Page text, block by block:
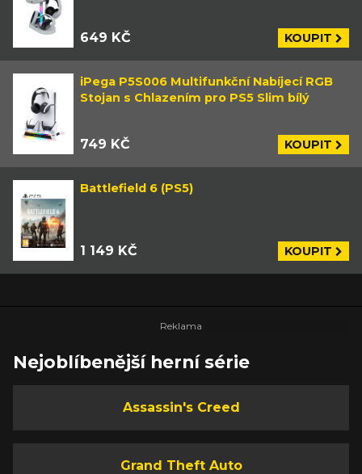
649 KČ KOUPIT
iPega P5S006 Multifunkční Nabíjecí RGB
Stojan s Chlazením pro PS5 Slim bílý
749 KČ KOUPIT
Battlefield 6 (PS5)
1 149 KČ KOUPIT
Nejoblíbenější herní série
Assassin's Creed
Grand Theft Auto